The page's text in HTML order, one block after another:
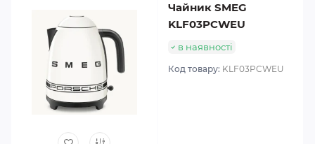
Чайник SMEG
KLF03PCWEU
в наявності
Код товару: KLF03PCWEU